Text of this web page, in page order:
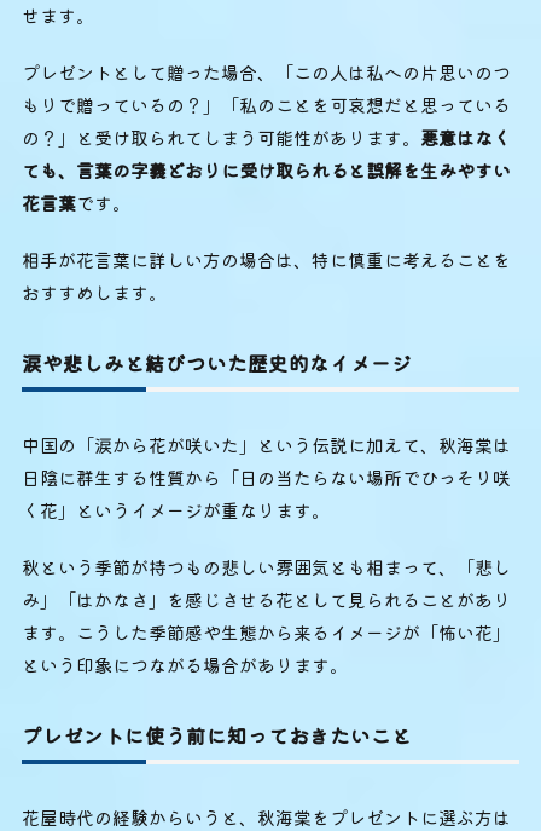
せます。
プレゼントとして贈った場合、「この人は私への片思いのつ
もりで贈っているの？」「私のことを可哀想だと思っている
の？」と受け取られてしまう可能性があります。 悪意はなく
ても、言葉の字義どおりに受け取られると誤解を生みやすい
花言葉です。
相手が花言葉に詳しい方の場合は、特に慎重に考えることを
おすすめします。
涙や悲しみと結びついた歴史的なイメージ
中国の「涙から花が咲いた」という伝説に加えて、秋海棠は
日陰に群生する性質から「日の当たらない場所でひっそり咲
く花」というイメージが重なります。
秋という季節が持つもの悲しい雰囲気とも相まって、「悲し
み」「はかなさ」を感じさせる花として見られることがあり
ます。こうした季節感や生態から来るイメージが「怖い花」
という印象につながる場合があります。
プレゼントに使う前に知っておきたいこと
花屋時代の経験からいうと、秋海棠をプレゼントに選ぶ方は